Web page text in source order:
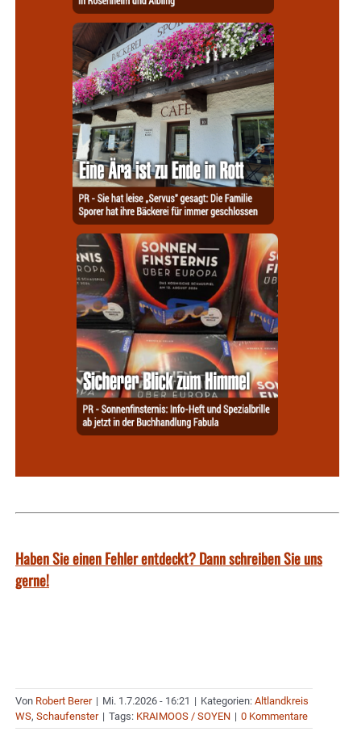
Haben Sie einen Fehler entdeckt? Dann schreiben Sie uns
gerne!
Von Robert Berer | Mi. 1.7.2026 - 16:21 | Kategorien: Altlandkreis
WS, Schaufenster | Tags: KRAIMOOS / SOYEN | 0 Kommentare